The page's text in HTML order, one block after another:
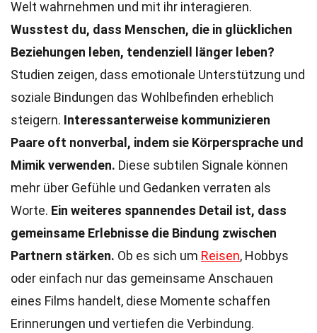
Welt wahrnehmen und mit ihr interagieren.
Wusstest du, dass Menschen, die in glücklichen
Beziehungen leben, tendenziell länger leben?
Studien zeigen, dass emotionale Unterstützung und
soziale Bindungen das Wohlbefinden erheblich
steigern. Interessanterweise kommunizieren
Paare oft nonverbal, indem sie Körpersprache und
Mimik verwenden. Diese subtilen Signale können
mehr über Gefühle und Gedanken verraten als
Worte. Ein weiteres spannendes Detail ist, dass
gemeinsame Erlebnisse die Bindung zwischen
Partnern stärken. Ob es sich um Reisen, Hobbys
oder einfach nur das gemeinsame Anschauen
eines Films handelt, diese Momente schaffen
Erinnerungen und vertiefen die Verbindung.